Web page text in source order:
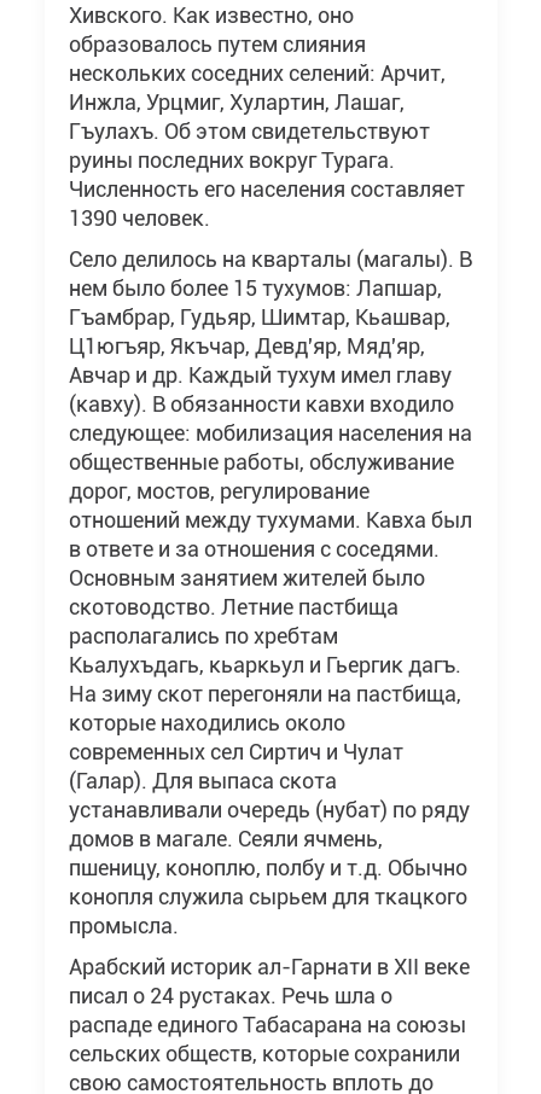
Хивского. Как известно, оно
образовалось путем слияния
нескольких соседних селений: Арчит,
Инжла, Урцмиг, Хулартин, Лашаг,
Гъулахъ. Об этом свидетельствуют
руины последних вокруг Турага.
Численность его населения составляет
1390 человек.
Село делилось на кварталы (магалы). В
нем было более 15 тухумов: Лапшар,
Гъамбрар, Гудьяр, Шимтар, Кьашвар,
Ц1югъяр, Якъчар, Девд'яр, Мяд'яр,
Авчар и др. Каждый тухум имел главу
(кавху). В обязанности кавхи входило
следующее: мобилизация населения на
общественные работы, обслуживание
дорог, мостов, регулирование
отношений между тухумами. Кавха был
в ответе и за отношения с соседями.
Основным занятием жителей было
скотоводство. Летние пастбища
располагались по хребтам
Кьалухъдагь, кьаркьул и Гьергик дагъ.
На зиму скот перегоняли на пастбища,
которые находились около
современных сел Сиртич и Чулат
(Галар). Для выпаса скота
устанавливали очередь (нубат) по ряду
домов в магале. Сеяли ячмень,
пшеницу, коноплю, полбу и т.д. Обычно
конопля служила сырьем для ткацкого
промысла.
Арабский историк ал-Гарнати в XII веке
писал о 24 рустаках. Речь шла о
распаде единого Табасарана на союзы
сельских обществ, которые сохранили
свою самостоятельность вплоть до